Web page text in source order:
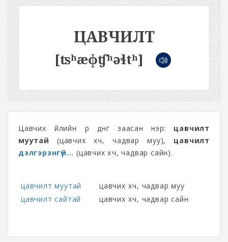
ЦАВЧИЛТ
[ʦʰæɸʧʰəɬtʰ]
Цавчих үйлийн үр дүнг заасан нэр: цавчилт
муутай (цавчих хүч, чадвар муу),
цавчилт
дэлгэрэнгүй... (цавчих хүч, чадвар сайн).
цавчилт муутай
цавчих хүч, чадвар муу
цавчилт сайтай
цавчих хүч, чадвар сайн